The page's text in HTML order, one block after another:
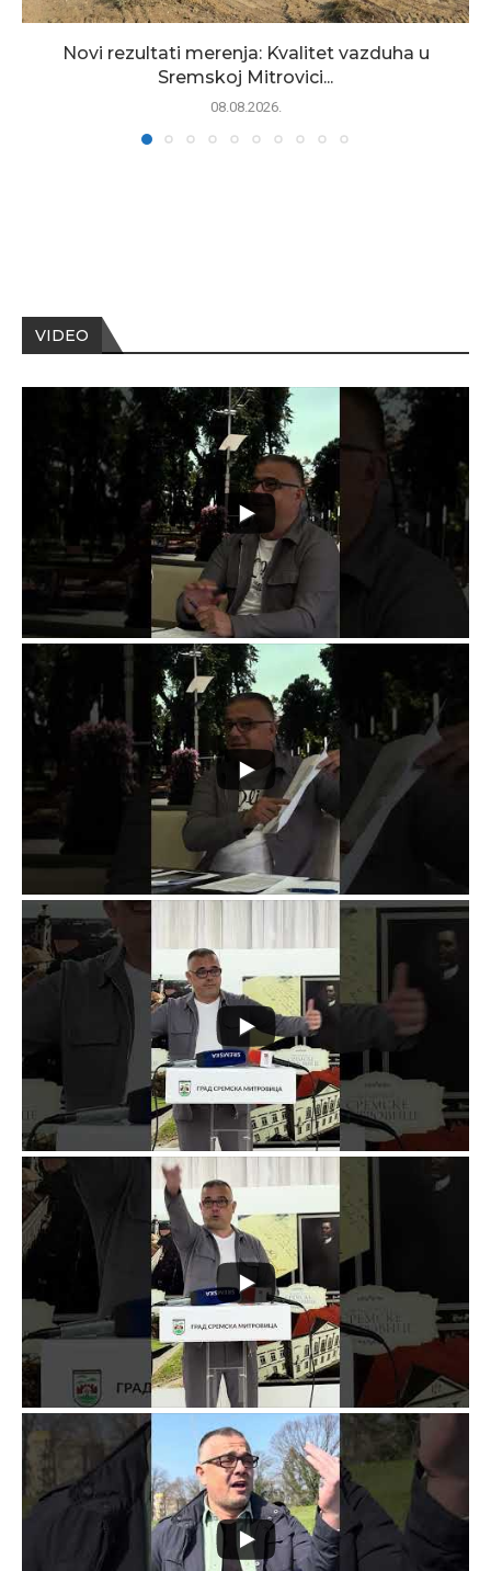
Novi rezultati merenja: Kvalitet vazduha u
Sremskoj Mitrovici...
08.08.2026.
VIDEO